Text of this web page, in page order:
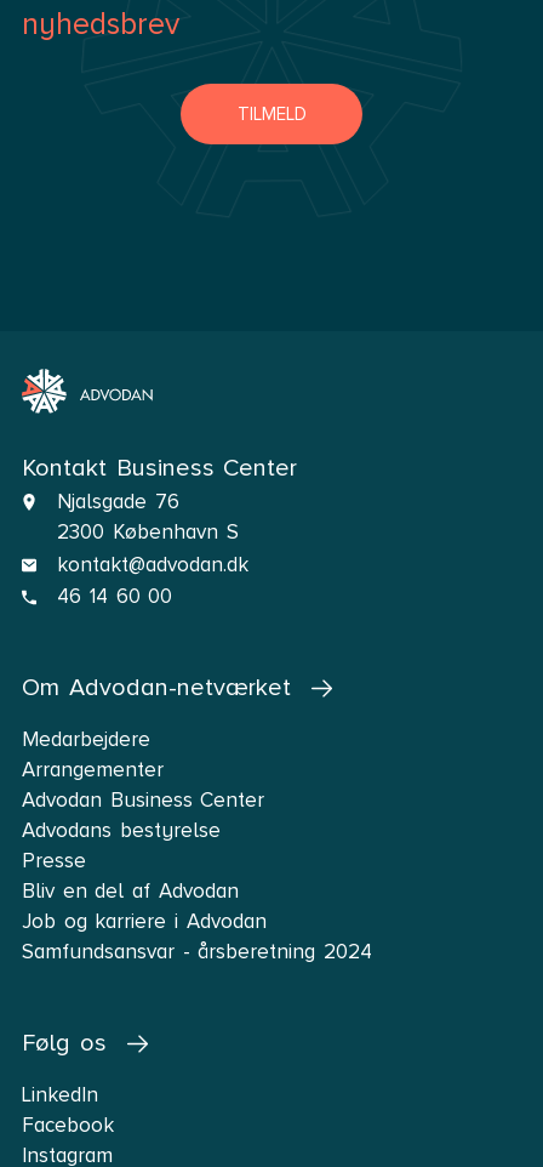
Kontakt Business Center
Njalsgade 76
2300 København S
kontakt@advodan.dk
46 14 60 00
Om Advodan-netværket
Medarbejdere
Arrangementer
Advodan Business Center
Advodans bestyrelse
Presse
Bliv en del af Advodan
Job og karriere i Advodan
Samfundsansvar - årsberetning 2024
Følg os
LinkedIn
Facebook
Instagram
nyhedsbrev
TILMELD